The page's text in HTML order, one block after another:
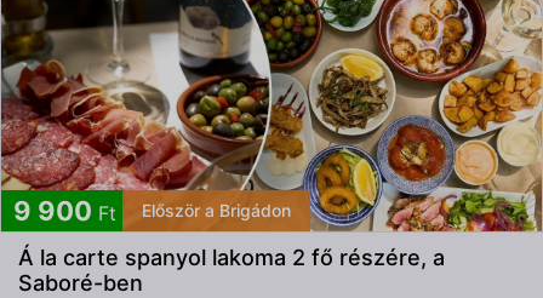
9 900 Ft Először a Brigádon
Á la carte spanyol lakoma 2 fő részére, a
Saboré-ben